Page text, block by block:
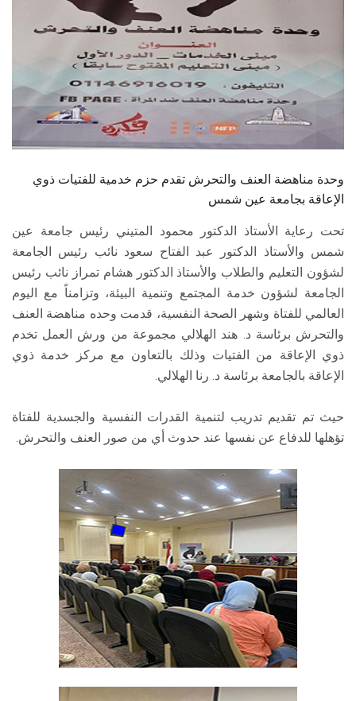
الدراسات العليا
الموظفون
الزائـرون
وحدة مناهضة العنف والتحرش تقدم حزم خدمية للفتيات ذوي
الإعاقة بجامعة عين شمس
تحت رعاية الأستاذ الدكتور محمود المتيني رئيس جامعة عين
شمس والأستاذ الدكتور عبد الفتاح سعود نائب رئيس الجامعة
لشؤون التعليم والطلاب والأستاذ الدكتور هشام تمراز نائب رئيس
الجامعة لشؤون خدمة المجتمع وتنمية البيئة، وتزامناً مع اليوم
العالمي للفتاة وشهر الصحة النفسية، قدمت وحده مناهضة العنف
والتحرش برئاسة د. هند الهلالي مجموعة من ورش العمل تخدم
ذوي الإعاقة من الفتيات وذلك بالتعاون مع مركز خدمة ذوي
الإعاقة بالجامعة برئاسة د. رنا الهلالي.
حيث تم تقديم تدريب لتنمية القدرات النفسية والجسدية للفتاة
تؤهلها للدفاع عن نفسها عند حدوث أي من صور العنف والتحرش.